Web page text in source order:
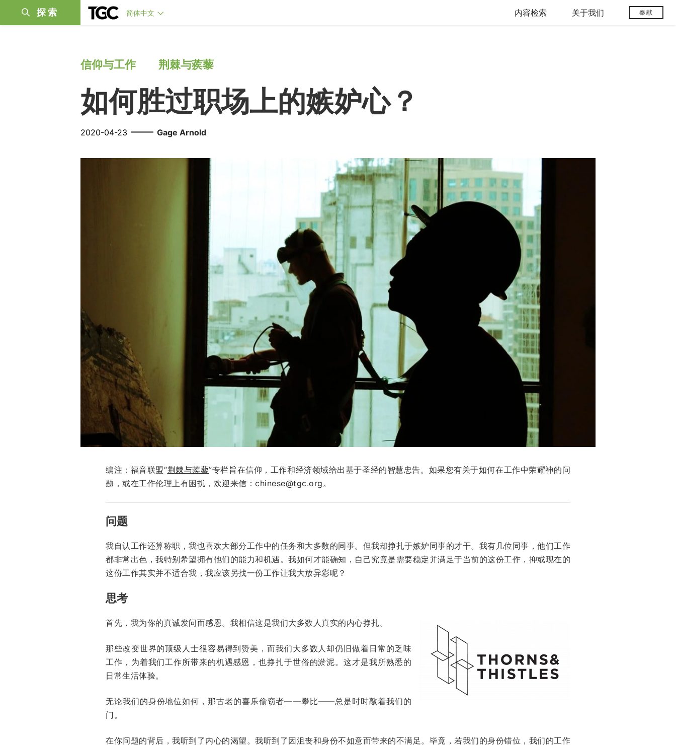
探索 简体中文 内容检索 关于我们 奉献
信仰与工作 荆棘与蒺藜
如何胜过职场上的嫉妒心？
2020-04-23 —— Gage Arnold
编注：福音联盟“荆棘与蒺藜”专栏旨在信仰，工作和经济领域给出基于圣经的智慧忠告。如果您有关于如何在工作中荣耀神的问
题，或在工作伦理上有困扰，欢迎来信： chinese@tgc.org 。
问题
我自认工作还算称职，我也喜欢大部分工作中的任务和大多数的同事。但我却挣扎于嫉妒同事的才干。我有几位同事，他们工作
都非常出色，我特别希望拥有他们的能力和机遇。我如何才能确知，自己究竟是需要稳定并满足于当前的这份工作，抑或现在的
这份工作其实并不适合我，我应该另找一份工作让我大放异彩呢？
思考
首先，我为你的真诚发问而感恩。我相信这是我们大多数人真实的内心挣扎。
那些改变世界的顶级人士很容易得到赞美，而我们大多数人却仍旧做着日常的乏味
工作，为着我们工作所带来的机遇感恩，也挣扎于世俗的淤泥。这才是我所熟悉的
日常生活体验。
无论我们的身份地位如何，那古老的喜乐偷窃者——攀比——总是时时敲着我们的
门。
在你问题的背后，我听到了内心的渴望。我听到了因沮丧和身份不如意而带来的不满足。毕竟，若我们的身份错位，我们的工作